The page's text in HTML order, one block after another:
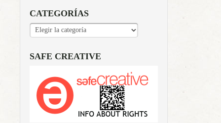
CATEGORÍAS
CATEGORÍAS
SAFE CREATIVE